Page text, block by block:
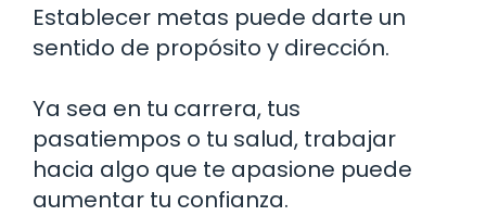
Establecer metas puede darte un
sentido de propósito y dirección.
Ya sea en tu carrera, tus
pasatiempos o tu salud, trabajar
hacia algo que te apasione puede
aumentar tu confianza.